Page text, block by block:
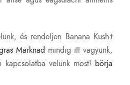
és rendeljen Banana Kush-t
Marknad mindig itt vagyunk,
kapcsolatba velünk most! börja